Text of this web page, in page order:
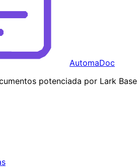
AutomaDoc
potenciada por Lark Base